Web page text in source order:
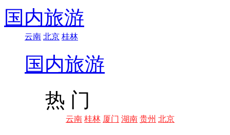
国内旅游
云南 北京 桂林
国内旅游
热 门
云南 桂林 厦门 湖南 贵州 北京